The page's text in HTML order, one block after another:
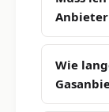
Wie